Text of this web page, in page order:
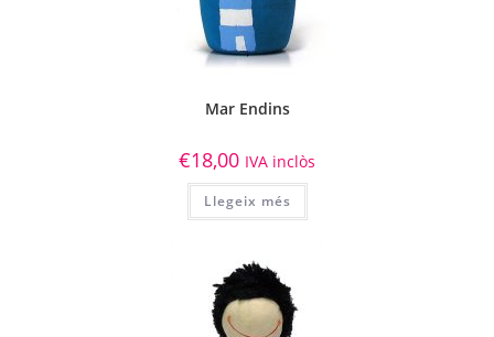
Mar Endins
€18,00 IVA inclòs
Llegeix més